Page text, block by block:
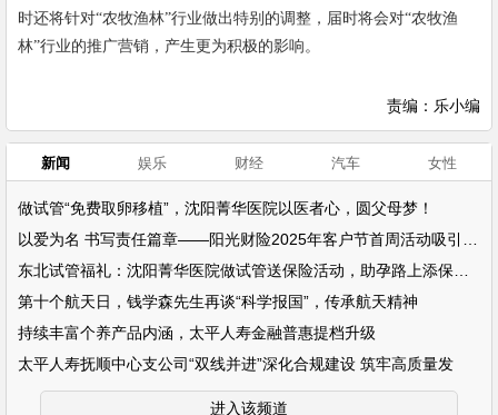
时还将针对“农牧渔林”行业做出特别的调整，届时将会对“农牧渔
林”行业的推广营销，产生更为积极的影响。
责编：乐小编
新闻 娱乐 财经 汽车 女性
做试管“免费取卵移植”，沈阳菁华医院以医者心，圆父母梦！
第十个航天日，钱学森先生再谈“科学报国”，传承航天精神
持续丰富个养产品内涵，太平人寿金融普惠提档升级
太平人寿抚顺中心支公司“双线并进”深化合规建设 筑牢高质量发
进入该频道